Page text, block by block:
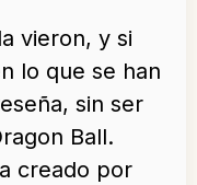
vieron, y si
lo que se han
sin ser
Ball.
creado por